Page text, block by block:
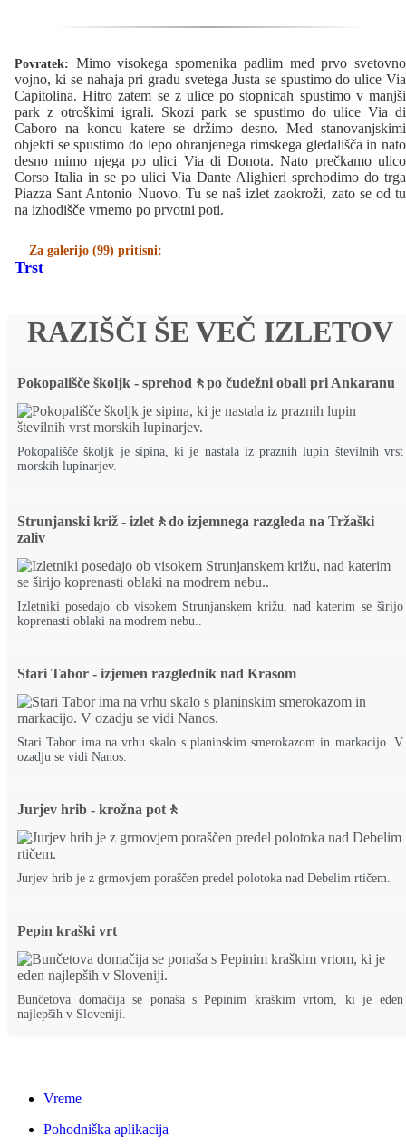
Povratek: Mimo visokega spomenika padlim med prvo svetovno
vojno, ki se nahaja pri gradu svetega Justa se spustimo do ulice Via
Capitolina. Hitro zatem se z ulice po stopnicah spustimo v manjši
park z otroškimi igrali. Skozi park se spustimo do ulice Via di
Caboro na koncu katere se držimo desno. Med stanovanjskimi
objekti se spustimo do lepo ohranjenega rimskega gledališča in nato
desno mimo njega po ulici Via di Donota. Nato prečkamo ulico
Corso Italia in se po ulici Via Dante Alighieri sprehodimo do trga
Piazza Sant Antonio Nuovo. Tu se naš izlet zaokroži, zato se od tu
na izhodišče vrnemo po prvotni poti.
Za galerijo (99) pritisni:
Trst
RAZIŠČI ŠE VEČ IZLETOV
Pokopališče školjk - sprehod🚶po čudežni obali pri Ankaranu
Pokopališče školjk je sipina, ki je nastala iz praznih lupin številnih vrst
morskih lupinarjev.
Strunjanski križ - izlet🚶do izjemnega razgleda na Tržaški
zaliv
Izletniki posedajo ob visokem Strunjanskem križu, nad katerim se širijo
koprenasti oblaki na modrem nebu..
Stari Tabor - izjemen razglednik nad Krasom
Stari Tabor ima na vrhu skalo s planinskim smerokazom in markacijo. V
ozadju se vidi Nanos.
Jurjev hrib - krožna pot🚶
Jurjev hrib je z grmovjem poraščen predel polotoka nad Debelim rtičem.
Pepin kraški vrt
Bunčetova domačija se ponaša s Pepinim kraškim vrtom, ki je eden
najlepših v Sloveniji.
Vreme
Pohodniška aplikacija